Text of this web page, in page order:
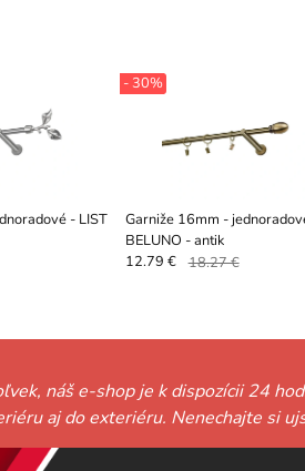
- LIST
Garniže 16mm -
BELUNO - antik
- 30%
12.79 € 18.27 €
náš e-shop je k dispozícii 24
aj do exteriéru. Nenechajte si